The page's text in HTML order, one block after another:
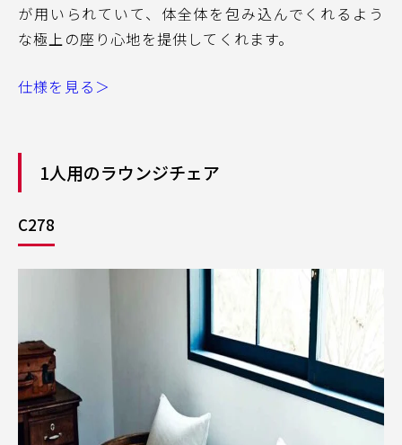
が用いられていて、体全体を包み込んでくれるよう
な極上の座り心地を提供してくれます。
仕様を見る＞
1人用のラウンジチェア
C278